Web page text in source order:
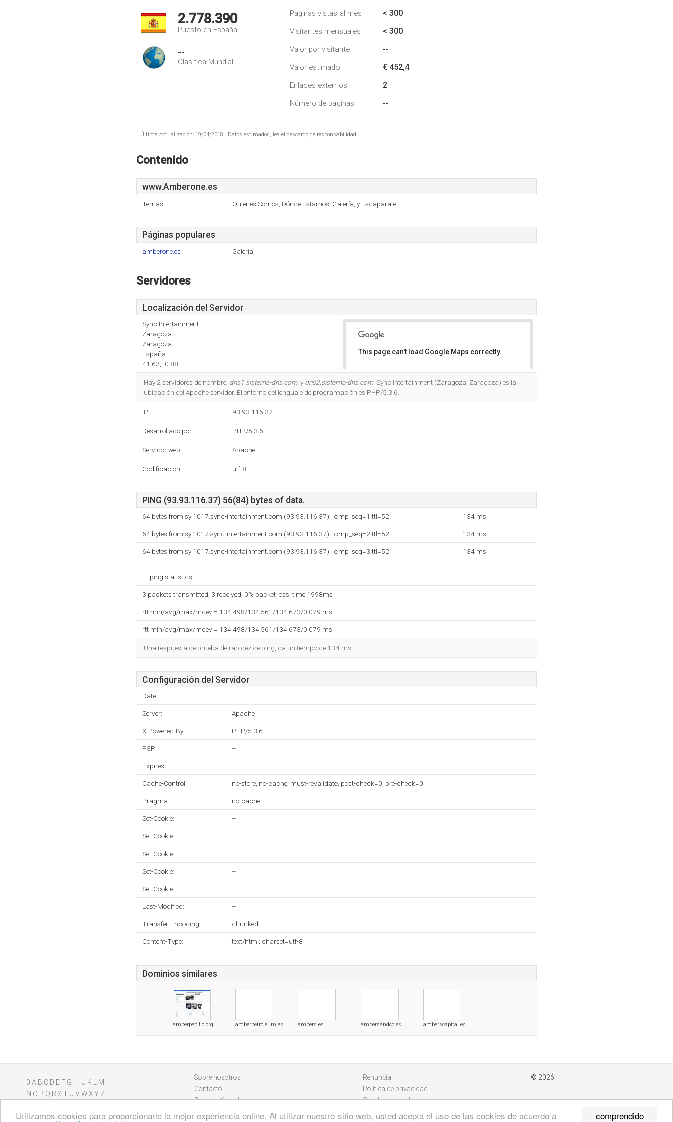
comprendido
Utilizamos cookies para proporcionarle la mejor experiencia online. Al utilizar nuestro sitio web, usted acepta el uso de las cookies de acuerdo a
2.778.390
Puesto en España
--
Clasifica Mundial
Páginas vistas al mes < 300
Visitantes mensuales < 300
Valor por visitante --
Valor estimado € 452,4
Enlaces externos 2
Número de páginas --
Última Actualización: 19/04/2018 . Datos estimados, lea el descargo de responsabilidad.
Contenido
www.Amberone.es
Temas: Quienes Somos, Dónde Estamos, Galería, y Escaparate.
Páginas populares
amberone.es Galería
Servidores
Localización del Servidor
Sync Intertainment
Zaragoza
Zaragoza
España
41.63, -0.88
This page can't load Google Maps correctly.
Hay 2 servidores de nombre, dns1.sistema-dns.com, y dns2.sistema-dns.com. Sync Intertainment (Zaragoza, Zaragoza) es la
ubicación del Apache servidor. El entorno del lenguaje de programación es PHP/5.3.6.
IP: 93.93.116.37
Desarrollado por: PHP/5.3.6
Servidor web: Apache
Codificación: utf-8
PING (93.93.116.37) 56(84) bytes of data.
64 bytes from syl1017.sync-intertainment.com (93.93.116.37): icmp_seq=1 ttl=52 134 ms
64 bytes from syl1017.sync-intertainment.com (93.93.116.37): icmp_seq=2 ttl=52 134 ms
64 bytes from syl1017.sync-intertainment.com (93.93.116.37): icmp_seq=3 ttl=52 134 ms
--- ping statistics ---
3 packets transmitted, 3 received, 0% packet loss, time 1998ms
rtt min/avg/max/mdev = 134.498/134.561/134.673/0.079 ms
rtt min/avg/max/mdev = 134.498/134.561/134.673/0.079 ms
Una respuesta de prueba de rapidez de ping, da un tiempo de 134 ms.
Configuración del Servidor
Date: --
Server: Apache
X-Powered-By: PHP/5.3.6
P3P: --
Expires: --
Cache-Control: no-store, no-cache, must-revalidate, post-check=0, pre-check=0
Pragma: no-cache
Set-Cookie: --
Set-Cookie: --
Set-Cookie: --
Set-Cookie: --
Set-Cookie: --
Last-Modified: --
Transfer-Encoding: chunked
Content-Type: text/html; charset=utf-8
Dominios similares
amberpacific.org amberpetroleum.es ambers.es ambersandco.es amberscapital.es
0 A B C D E F G H J K
M
N O P Q R S T U V WXY Z
Sobre nosotros
Contacto
Borrar sitio web
Renuncia
Política de privacidad
Condiciones del servicio
© 2026